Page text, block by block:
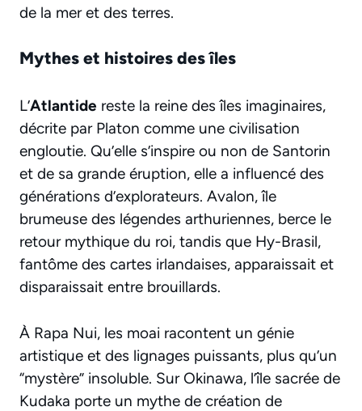
de la mer et des terres.
Mythes et histoires des îles
L’Atlantide reste la reine des îles imaginaires,
décrite par Platon comme une civilisation
engloutie. Qu’elle s’inspire ou non de Santorin
et de sa grande éruption, elle a influencé des
générations d’explorateurs. Avalon, île
brumeuse des légendes arthuriennes, berce le
retour mythique du roi, tandis que Hy-Brasil,
fantôme des cartes irlandaises, apparaissait et
disparaissait entre brouillards.
À Rapa Nui, les moai racontent un génie
artistique et des lignages puissants, plus qu’un
“mystère” insoluble. Sur Okinawa, l’île sacrée de
Kudaka porte un mythe de création de